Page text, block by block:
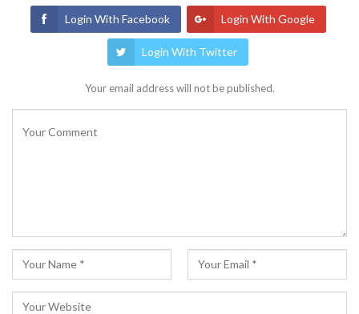
Login With Facebook Login With Google
Login With Twitter
Your email address will not be published.